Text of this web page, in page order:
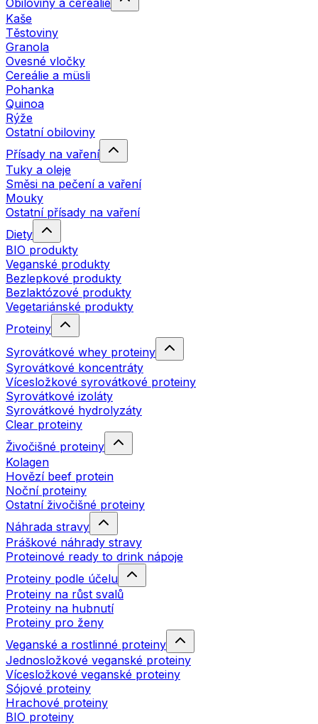
Obiloviny a cereálie
Kaše
Těstoviny
Granola
Ovesné vločky
Cereálie a müsli
Pohanka
Quinoa
Rýže
Ostatní obiloviny
Přísady na vaření
Tuky a oleje
Směsi na pečení a vaření
Mouky
Ostatní přísady na vaření
Diety
BIO produkty
Veganské produkty
Bezlepkové produkty
Bezlaktózové produkty
Vegetariánské produkty
Proteiny
Syrovátkové whey proteiny
Syrovátkové koncentráty
Vícesložkové syrovátkové proteiny
Syrovátkové izoláty
Syrovátkové hydrolyzáty
Clear proteiny
Živočišné proteiny
Kolagen
Hovězí beef protein
Noční proteiny
Ostatní živočišné proteiny
Náhrada stravy
Práškové náhrady stravy
Proteinové ready to drink nápoje
Proteiny podle účelu
Proteiny na růst svalů
Proteiny na hubnutí
Proteiny pro ženy
Veganské a rostlinné proteiny
Jednosložkové veganské proteiny
Vícesložkové veganské proteiny
Sójové proteiny
Hrachové proteiny
BIO proteiny